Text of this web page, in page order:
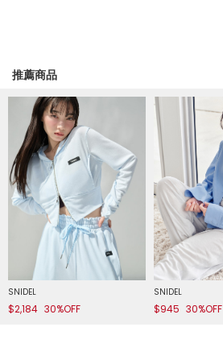
推薦商品
SNIDEL
$2,184 30%OFF
SNIDEL
$945 30%OFF